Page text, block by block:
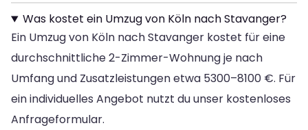
Was kostet ein Umzug von Köln nach Stavanger?
Ein Umzug von Köln nach Stavanger kostet für eine
durchschnittliche 2-Zimmer-Wohnung je nach
Umfang und Zusatzleistungen etwa 5300–8100 €. Für
ein individuelles Angebot nutzt du unser kostenloses
Anfrageformular.